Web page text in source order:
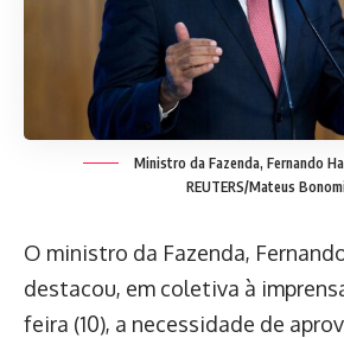
Ministro da Fazenda, Fernando
REUTERS/Mateus
O ministro da Fazenda,
destacou, em coletiva à
feira (10), a necessidade de